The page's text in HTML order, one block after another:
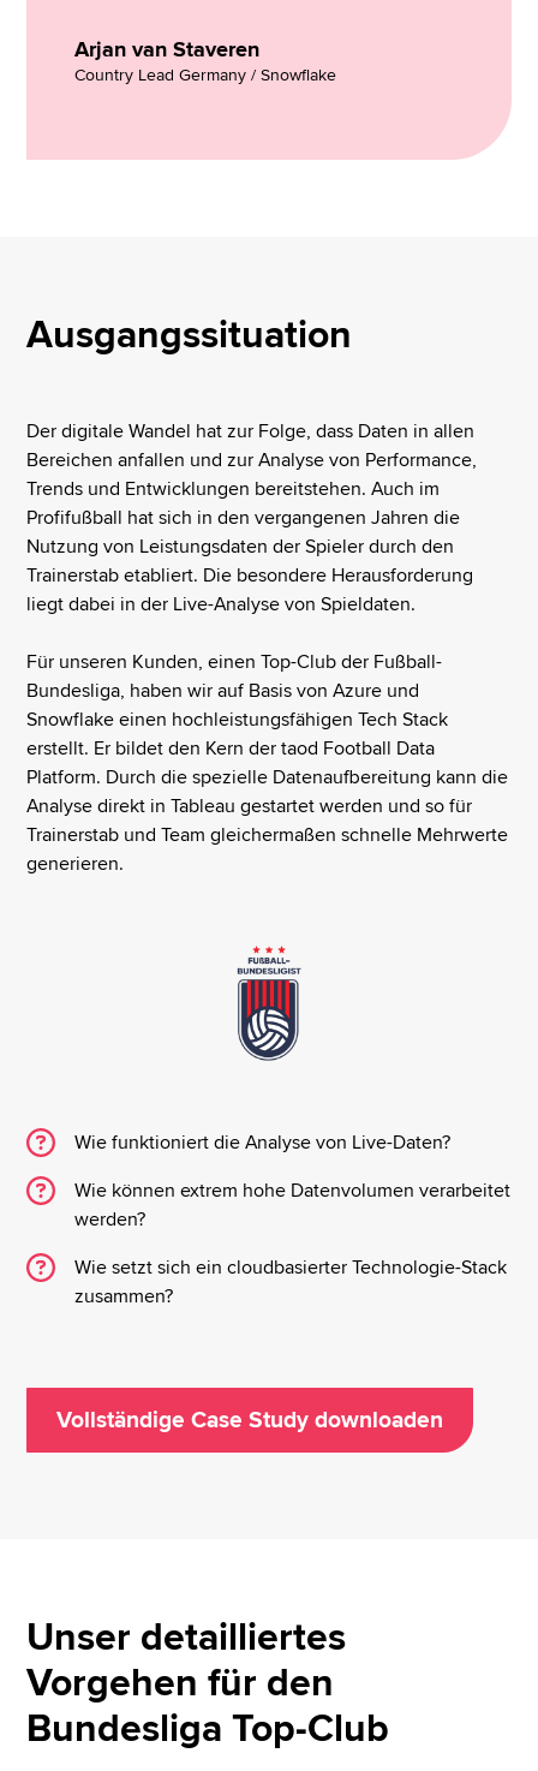
Arjan van Staveren
Country Lead Germany / Snowflake
Ausgangssituation
Der digitale Wandel hat zur Folge, dass Daten in allen
Bereichen anfallen und zur Analyse von Performance,
Trends und Entwicklungen bereitstehen. Auch im
Profifußball hat sich in den vergangenen Jahren die
Nutzung von Leistungsdaten der Spieler durch den
Trainerstab etabliert. Die besondere Herausforderung
liegt dabei in der Live-Analyse von Spieldaten.
Für unseren Kunden, einen Top-Club der Fußball-
Bundesliga, haben wir auf Basis von Azure und
Snowflake einen hochleistungsfähigen Tech Stack
erstellt. Er bildet den Kern der taod Football Data
Platform. Durch die spezielle Datenaufbereitung kann die
Analyse direkt in Tableau gestartet werden und so für
Trainerstab und Team gleichermaßen schnelle Mehrwerte
generieren.
Wie funktioniert die Analyse von Live-Daten?
Wie können extrem hohe Datenvolumen verarbeitet
werden?
Wie setzt sich ein cloudbasierter Technologie-Stack
zusammen?
Vollständige Case Study downloaden
Unser detailliertes
Vorgehen für den
Bundesliga Top-Club